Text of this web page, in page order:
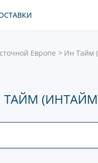
Европе Ин Тайм
ТАЙМ